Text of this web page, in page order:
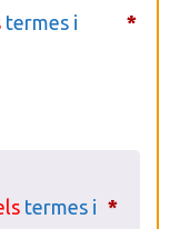
termes i *
termes i *